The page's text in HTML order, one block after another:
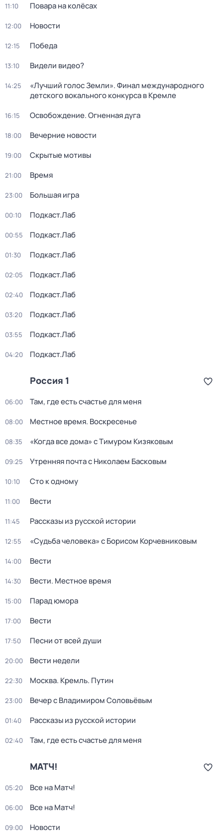
11:10 Повара на колёсах
12:00 Новости
12:15 Победа
13:10 Видели видео?
14:25
«Лучший голос Земли». Финал международного
детского вокального конкурса в Кремле
16:15 Освобождение. Огненная дуга
18:00 Вечерние новости
19:00 Скрытые мотивы
21:00 Время
23:00 Большая игра
00:10 Подкаст.Лаб
00:55 Подкаст.Лаб
01:30 Подкаст.Лаб
02:05 Подкаст.Лаб
02:40 Подкаст.Лаб
03:20 Подкаст.Лаб
03:55 Подкаст.Лаб
04:20 Подкаст.Лаб
Россия 1
06:00 Там, где есть счастье для меня
08:00 Местное время. Воскресенье
08:35 «Когда все дома» с Тимуром Кизяковым
09:25 Утренняя почта с Николаем Басковым
10:10 Сто к одному
11:00 Вести
11:45 Рассказы из русской истории
12:55 «Судьба человека» с Борисом Корчевниковым
14:00 Вести
14:30 Вести. Местное время
15:00 Парад юмора
17:00 Вести
17:50 Песни от всей души
20:00 Вести недели
22:30 Москва. Кремль. Путин
23:00 Вечер с Владимиром Соловьёвым
01:40 Рассказы из русской истории
02:40 Там, где есть счастье для меня
МАТЧ!
05:20 Все на Матч!
06:00 Все на Матч!
09:00 Новости